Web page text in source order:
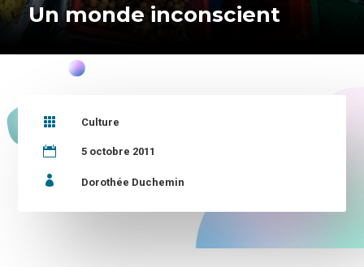
Un monde inconscient
 Culture
 5 octobre 2011
 Dorothée Duchemin